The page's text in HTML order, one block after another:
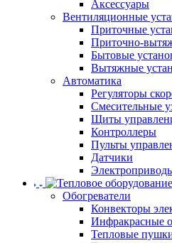
Аксессуары
Вентиляционные
Приточные
Приточно-
Бытовые
Вытяжные
Автоматика
Регуляторы
Смесительные
Щиты
Контроллеры
Пульты
Датчики
Обогреватели
Конвекторы
Инфракрасные
Тепловые